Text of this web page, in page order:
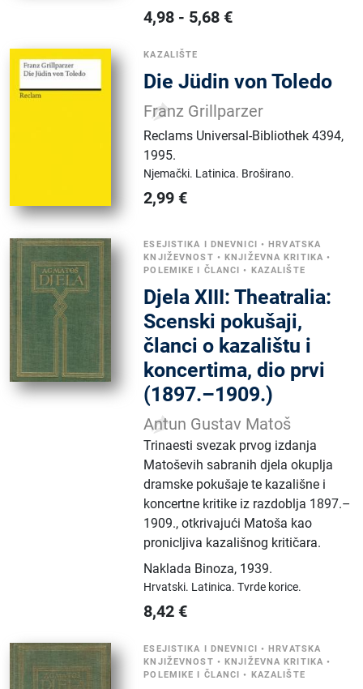
4,98 - 5,68 €
KAZALIŠTE
Die Jüdin von Toledo
Franz Grillparzer
Reclams Universal-Bibliothek 4394,
1995.
Njemački. Latinica. Broširano.
2,99 €
ESEJISTIKA I DNEVNICI •HRVATSKA
KNJIŽEVNOST •KNJIŽEVNA KRITIKA •
POLEMIKE I ČLANCI • KAZALIŠTE
Djela XIII: Theatralia:
Scenski pokušaji,
članci o kazalištu i
koncertima, dio prvi
(1897.–1909.)
Antun Gustav Matoš
Trinaesti svezak prvog izdanja
Matoševih sabranih djela okuplja
dramske pokušaje te kazališne i
koncertne kritike iz razdoblja 1897.–
1909., otkrivajući Matoša kao
pronicljiva kazališnog kritičara.
Naklada Binoza, 1939.
Hrvatski. Latinica.Tvrde korice.
8,42 €
ESEJISTIKA I DNEVNICI •HRVATSKA
KNJIŽEVNOST •KNJIŽEVNA KRITIKA •
POLEMIKE I ČLANCI • KAZALIŠTE